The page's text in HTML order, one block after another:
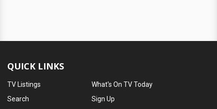
QUICK LINKS
TV Listings
Search
What's On TV Today
Sign Up